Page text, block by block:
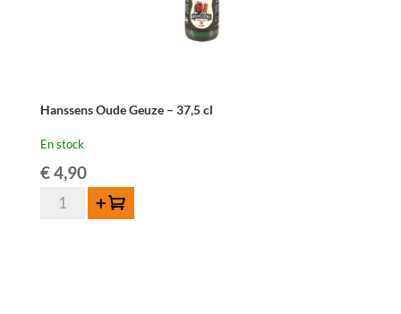
Hanssens Oude Geuze – 37,5 cl
En stock
€4,90
quantité
Ajouter au panier